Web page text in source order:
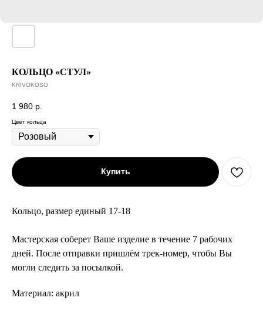
КОЛЬЦО «СТУЛ»
KRIVOKOSO
1 980 р.
Цвет кольца
Купить
Кольцо, размер единый 17-18
Мастерская соберет Ваше изделие в течение 7 рабочих
дней. После отправки пришлём трек-номер, чтобы Вы
могли следить за посылкой.
Материал: акрил